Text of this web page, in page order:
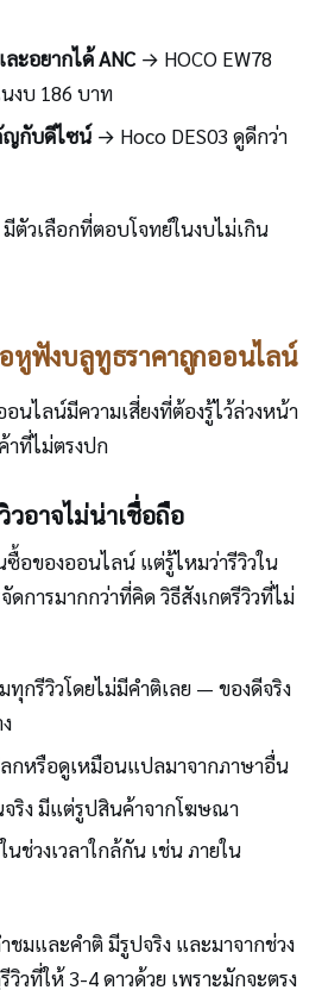
ะอยากได้ ANC→ HOCO EW78
งบ 186 บาท
ญกับดีไซน์→ Hoco DES03 ดูดีกว่า
ตัวเลือกที่ตอบโจทย์ในงบไม่เกิน
หูฟังบลูทูธราคาถูกออนไลน์
นไลน์มีความเสี่ยงที่ต้องรู้ไว้ล่วงหน้า
าที่ไม่ตรงปก
อาจไม่น่าเชื่อถือ
อของออนไลน์ แต่รู้ไหมว่ารีวิวใน
การมากกว่าที่คิด วิธีสังเกตรีวิวที่ไม่
ทุกรีวิวโดยไม่มีคำติเลย — ของดีจริง
กหรือดูเหมือนแปลมาจากภาษาอื่น
จริง มีแต่รูปสินค้าจากโฆษณา
ช่วงเวลาใกล้กัน เช่น ภายใน
ชมและคำติ มีรูปจริง และมาจากช่วง
วิวที่ให้ 3-4 ดาวด้วย เพราะมักจะตรง